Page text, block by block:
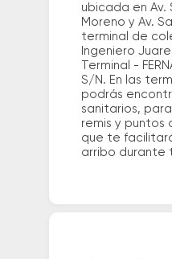
ubicada en Av.
Moreno y Av.
terminal de
Ingeniero
Terminal -
S/N. En las
podrás
sanitarios,
remis y puntos
que te
arribo durante